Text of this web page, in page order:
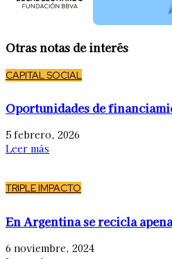
Otras notas de interés
CAPITAL SOCIAL
Oportunidades de
5 febrero, 2026
Leer más
TRIPLE IMPACTO
En Argentina se recicla
6 noviembre, 2024